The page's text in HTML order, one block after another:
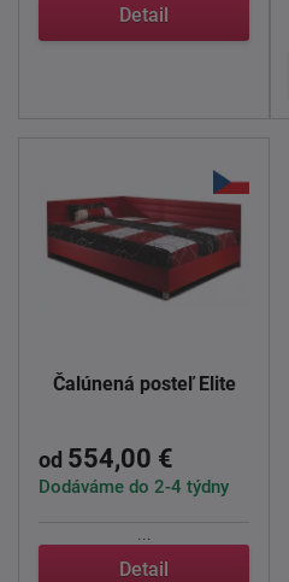
Detail
Čalúnená posteľ Elite
od 554,00 €
Dodáváme do 2-4 týdny
...
Detail